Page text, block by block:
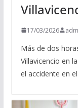
17/03/2026
Más de dos
Villavicencio en
el accidente en el